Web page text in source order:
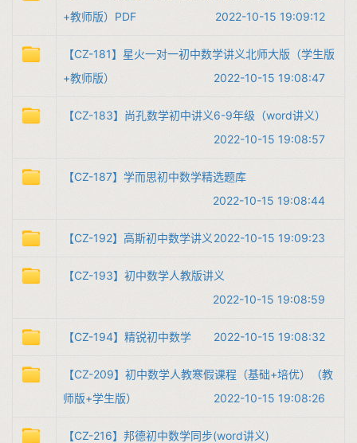
+教师版）PDF
2022-10-15 19:09:12
【CZ-181】星火一对一初中数学讲义北师大版（学生版
+教师版）
2022-10-15 19:08:47
【CZ-183】尚孔数学初中讲义6-9年级（word讲义）
2022-10-15 19:08:57
【CZ-187】学而思初中数学精选题库
2022-10-15 19:08:44
【CZ-192】高斯初中数学讲义 2022-10-15 19:09:23
【CZ-193】初中数学人教版讲义
2022-10-15 19:08:59
【CZ-194】精锐初中数学 2022-10-15 19:08:32
【CZ-209】初中数学人教寒假课程（基础+培优）（教
师版+学生版）
2022-10-15 19:08:26
【CZ-216】邦德初中数学同步(word讲义)